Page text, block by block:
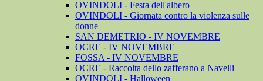
OVINDOLI - Festa dell'albero
OVINDOLI - Giornata contro la violenza sulle
donne
SAN DEMETRIO - IV NOVEMBRE
OCRE - IV NOVEMBRE
FOSSA - IV NOVEMBRE
OCRE - Raccolta dello zafferano a Navelli
OVINDOLI - Halloween